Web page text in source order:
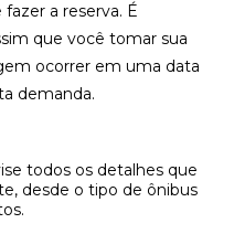
a reserva. É
que você tomar sua
ocorrer em uma data
demanda.
todos os detalhes que
desde o tipo de ônibus